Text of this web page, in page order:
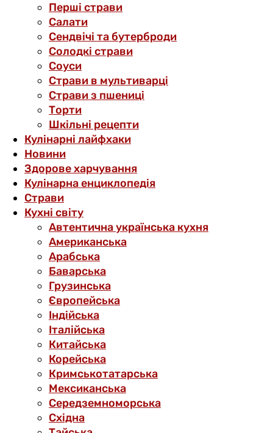
Перші страви
Салати
Сендвічі та бутерброди
Солодкі страви
Соуси
Страви в мультиварці
Страви з пшениці
Торти
Шкільні рецепти
Кулінарні лайфхаки
Новини
Здорове харчування
Кулінарна енциклопедія
Страви
Кухні світу
Автентична українська кухня
Американська
Арабська
Баварська
Грузинська
Європейська
Індійська
Італійська
Китайська
Корейська
Кримськотатарська
Мексиканська
Середземноморська
Східна